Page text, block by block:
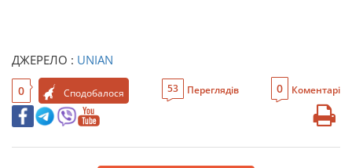
ДЖЕРЕЛО : UNIAN
0 Сподобалося 53 Переглядів 0 Коментарі